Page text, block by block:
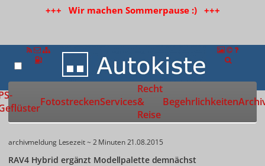
+++ Wir machen Sommerpause :) +++
Zur Startseite
FotostreckenServices
Recht
&
Reise
Begehrlichkeiten
archivmeldung Lesezeit ~ 2 Minuten21.08.2015
RAV4 Hybrid ergänzt Modellpalette demnächst